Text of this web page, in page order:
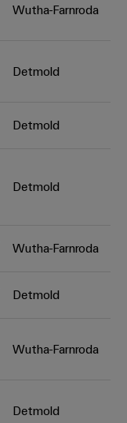
Wutha-Farnroda
Detmold
Detmold
Detmold
Wutha-Farnroda
Detmold
Wutha-Farnroda
Detmold